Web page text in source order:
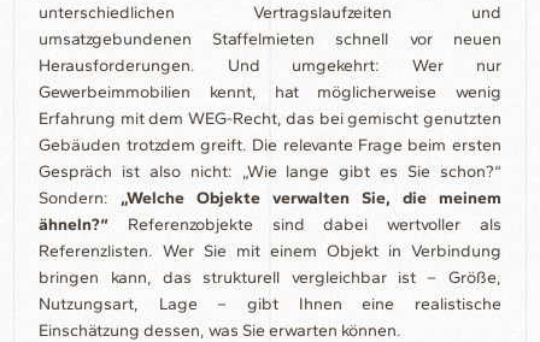
unterschiedlichen Vertragslaufzeiten und
umsatzgebundenen Staffelmieten schnell vor neuen
Herausforderungen. Und umgekehrt: Wer nur
Gewerbeimmobilien kennt, hat möglicherweise wenig
Erfahrung mit dem WEG-Recht, das bei gemischt genutzten
Gebäuden trotzdem greift. Die relevante Frage beim ersten
Gespräch ist also nicht: „Wie lange gibt es Sie schon?“
Sondern: „Welche Objekte verwalten Sie, die meinem
ähneln?“ Referenzobjekte sind dabei wertvoller als
Referenzlisten. Wer Sie mit einem Objekt in Verbindung
bringen kann, das strukturell vergleichbar ist – Größe,
Nutzungsart, Lage – gibt Ihnen eine realistische
Einschätzung dessen, was Sie erwarten können.